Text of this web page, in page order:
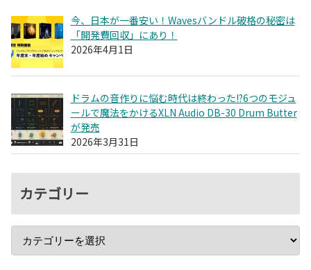
今、日本が一番安い！Wavesバンドル破格の秘密は
「開発費回収」にあり！
2026年4月1日
ドラムの音作りに悩む時代は終わった!?6つのモジュ
ールで魔法をかけるXLN Audio DB-30 Drum Butter
が発売
2026年3月31日
カテゴリー